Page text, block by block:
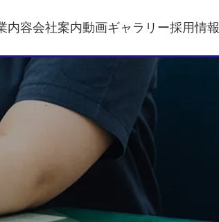
内容会社案内動画ギャラリー採用情報